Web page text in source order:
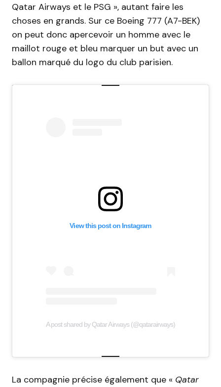
Qatar Airways et le PSG », autant faire les
choses en grands. Sur ce Boeing 777 (A7-BEK)
on peut donc apercevoir un homme avec le
maillot rouge et bleu marquer un but avec un
ballon marqué du logo du club parisien.
View this post on Instagram
A post shared by Qatar Airways (@qatarairways)
La compagnie précise également que « Qatar